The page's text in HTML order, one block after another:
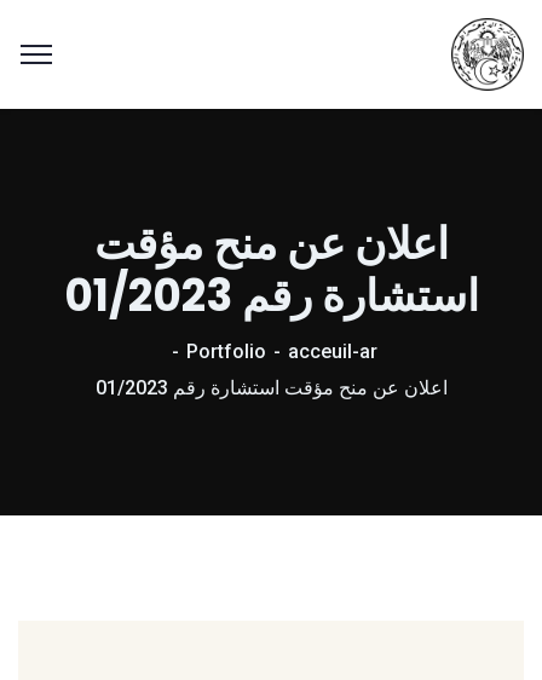
اعلان عن منح مؤقت
استشارة رقم 01/2023
acceuil-ar
Portfolio
اعلان عن منح مؤقت استشارة رقم 01/2023